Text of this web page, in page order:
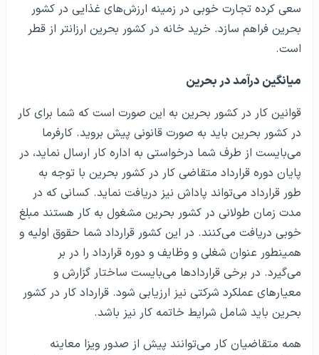
سعی کرده تجارت خوبی در زمینه ارزش‌های غذایی در کشور
بحرین فراهم سازد. خرید خانه در کشور بحرین ارزانتر از قطر
است.
میانگین درآمد در بحرین
قوانین کار در کشور بحرین به این صورت است که شما برای کار
در کشور بحرین باید به صورت قانونی پیش بروید. کارفرما
می‌بایست از طرف شما درخواستی به اداره کار ارسال نماید، در
پایان دوره قرارداد متقاضی کار در کشور بحرین با توجه به
طور قرارداد می‌تواند پاداش نیز دریافت نماید. کسانی که در
مدت زمان طولانی در کشور بحرین مشغول به کار هستند مبلغ
خوبی دریافت می‌کنند. در این کشور قرارداد شما حقوق اولیه و
همینطور عنوان شغلی و وظایف و دوره قرارداد را در بر
می‌گیرد. در برخی قراردادها می‌بایست ساختار گزارش و
معیارهای عملکرد شرکتی نیز ارزیابی شود. قرارداد کار در کشور
بحرین باید شامل شرایط خاتمه کار نیز باشد.
همه متقاضیان کار می‌توانند پیش از صدور ویزا معاینه